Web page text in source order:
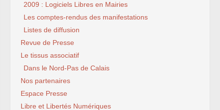
2009 : Logiciels Libres en Mairies
Les comptes-rendus des manifestations
Listes de diffusion
Revue de Presse
Le tissus associatif
Dans le Nord-Pas de Calais
Nos partenaires
Espace Presse
Libre et Libertés Numériques